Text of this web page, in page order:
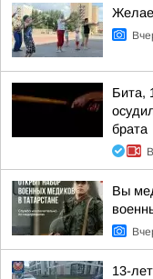
Бита,
брата
Вы
13-